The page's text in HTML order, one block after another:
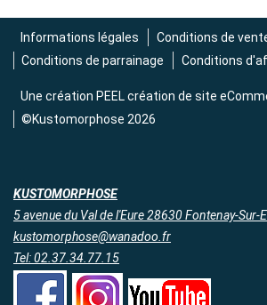
Informations légales
Conditions de
Conditions de parrainage
Conditions
Une création PEEL création de site
©Kustomorphose 2026
KUSTOMORPHOSE
5 avenue du Val de l'Eure 28630 Fontenay-Sur-
kustomorphose@wanadoo.fr
Tel: 02.37.34.77.15